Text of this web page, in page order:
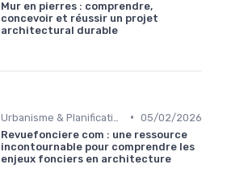
Mur en pierres : comprendre,
concevoir et réussir un projet
architectural durable
• 05/02/2026
Revuefonciere com : une ressource
incontournable pour comprendre les
enjeux fonciers en architecture